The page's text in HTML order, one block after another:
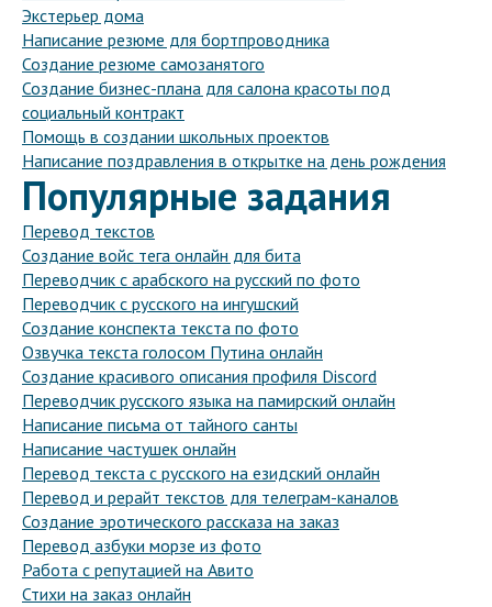
Экстерьер дома
Написание резюме для бортпроводника
Создание резюме самозанятого
Создание бизнес-плана для салона красоты под
социальный контракт
Помощь в создании школьных проектов
Написание поздравления в открытке на день рождения
Популярные задания
Перевод текстов
Создание войс тега онлайн для бита
Переводчик с арабского на русский по фото
Переводчик с русского на ингушский
Создание конспекта текста по фото
Озвучка текста голосом Путина онлайн
Создание красивого описания профиля Discord
Переводчик русского языка на памирский онлайн
Написание письма от тайного санты
Написание частушек онлайн
Перевод текста с русского на езидский онлайн
Перевод и рерайт текстов для телеграм-каналов
Создание эротического рассказа на заказ
Перевод азбуки морзе из фото
Работа с репутацией на Авито
Стихи на заказ онлайн